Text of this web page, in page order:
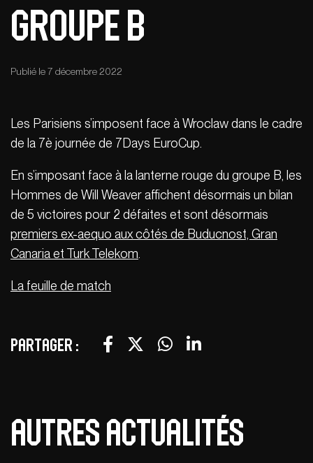
groupe B
Publié le 7 décembre 2022
Les Parisiens s’imposent face à Wroclaw dans le cadre
de la 7è journée de 7Days EuroCup.
En s’imposant face à la lanterne rouge du groupe B, les
Hommes de Will Weaver affichent désormais un bilan
de 5 victoires pour 2 défaites et sont désormais
premiers ex-aequo aux côtés de Buducnost, Gran
Canaria et Turk Telekom
La feuille de match
Partager :
Autres actualités